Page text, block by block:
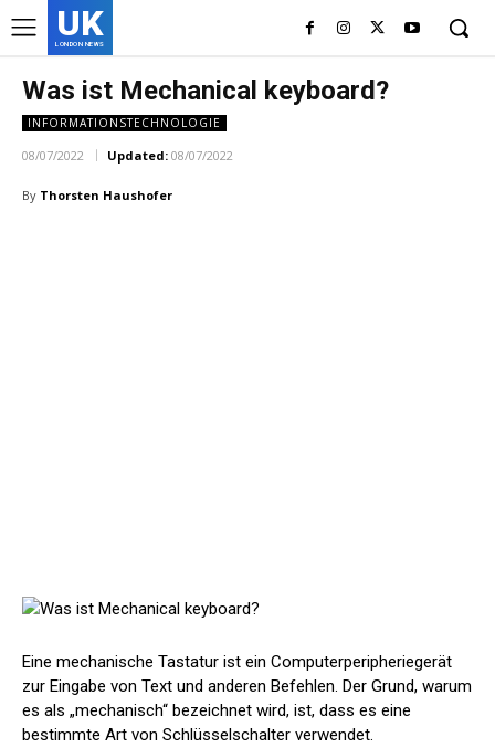
UK
LONDON NEWS
Was ist Mechanical keyboard?
INFORMATIONSTECHNOLOGIE
08/07/2022 Updated: 08/07/2022
By Thorsten Haushofer
Eine mechanische Tastatur ist ein Computerperipheriegerät
zur Eingabe von Text und anderen Befehlen. Der Grund, warum
es als „mechanisch“ bezeichnet wird, ist, dass es eine
bestimmte Art von Schlüsselschalter verwendet.